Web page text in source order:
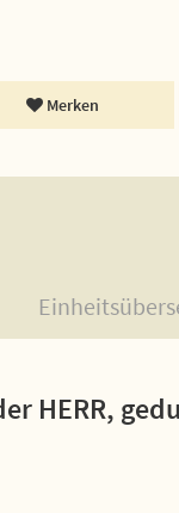
Merken
HERR,